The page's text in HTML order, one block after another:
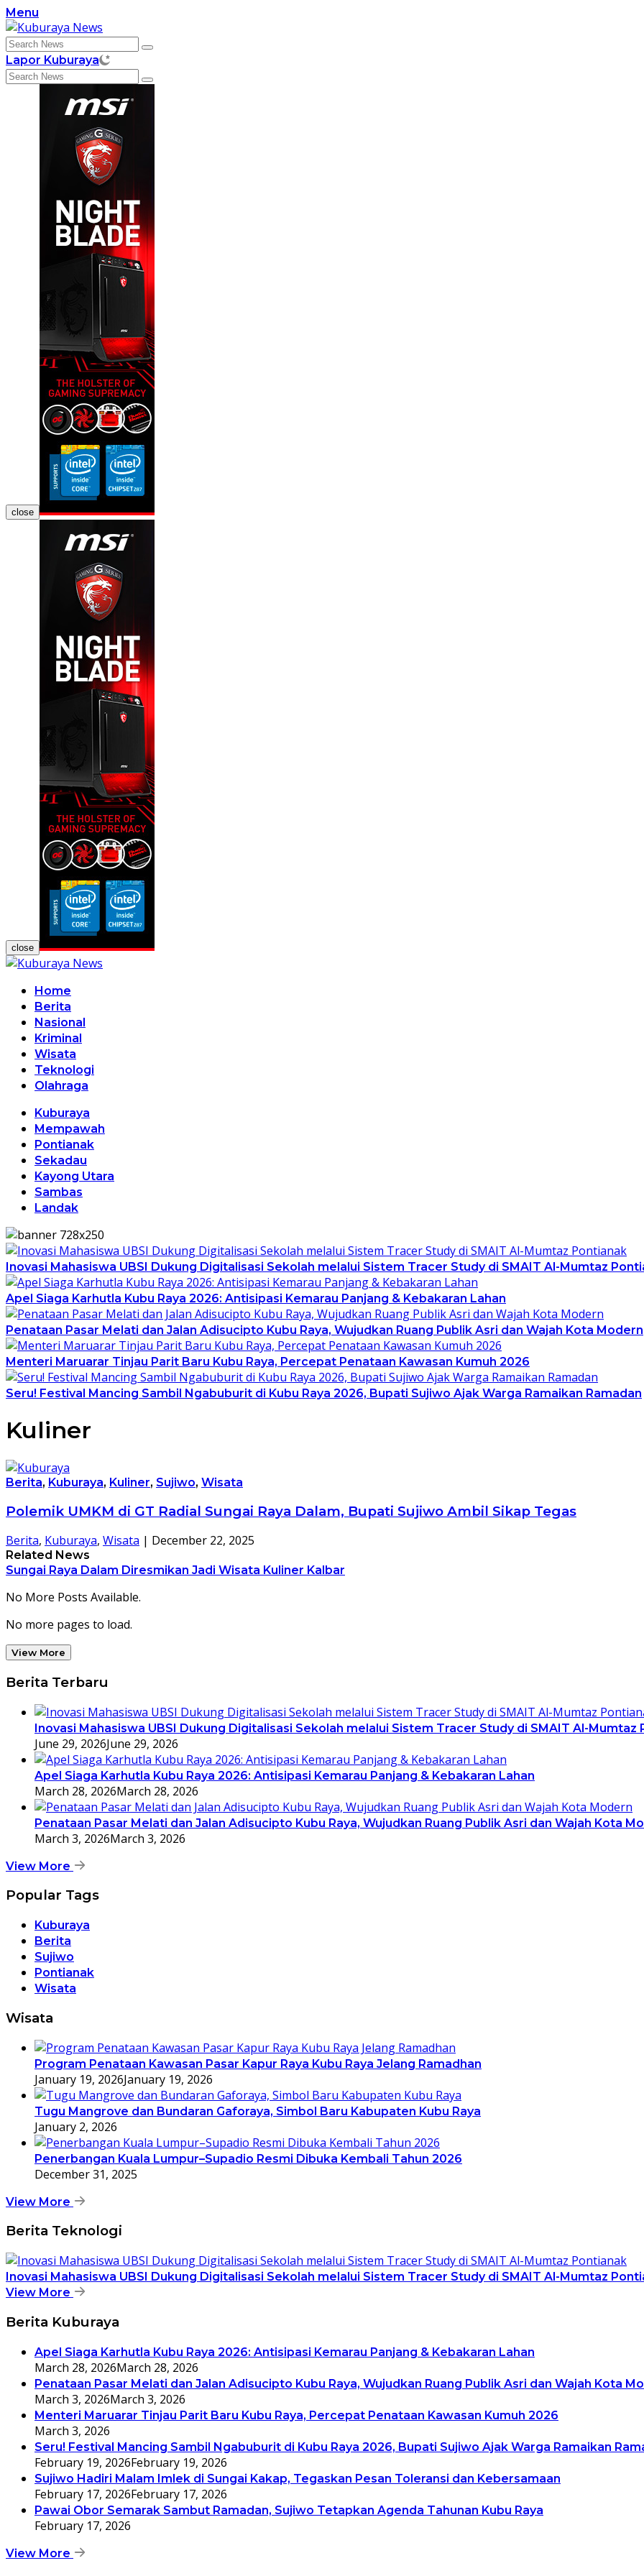
Skip
to
content
Menu
Lapor Kuburaya
close
close
Home
Berita
Nasional
Kriminal
Wisata
Teknologi
Olahraga
Kuburaya
Mempawah
Pontianak
Sekadau
Kayong Utara
Sambas
Landak
Inovasi Mahasiswa UBSI Dukung Digitalisasi Sekolah melalui Sistem Tracer Study di SMAIT Al-Mumtaz
Apel Siaga Karhutla Kubu Raya 2026: Antisipasi Kemarau Panjang & Kebakaran Lahan
Penataan Pasar Melati dan Jalan Adisucipto Kubu Raya, Wujudkan Ruang Publik Asri dan Wajah Kota Modern
Menteri Maruarar Tinjau Parit Baru Kubu Raya, Percepat Penataan Kawasan Kumuh 2026
Seru! Festival Mancing Sambil Ngabuburit di Kubu Raya 2026, Bupati Sujiwo Ajak Warga Ramaikan Ramadan
Kuliner
Berita, Kuburaya, Kuliner, Sujiwo, Wisata
Polemik UMKM di GT Radial Sungai Raya Dalam, Bupati Sujiwo Ambil Sikap Tegas
Berita, Kuburaya, Wisata | December 22, 2025
Related News
Sungai Raya Dalam Diresmikan Jadi Wisata Kuliner Kalbar
No More Posts Available.
No more pages to load.
View More
Berita Terbaru
Inovasi Mahasiswa UBSI Dukung Digitalisasi Sekolah melalui Sistem Tracer Study di SMAIT Al-Mumtaz
June 29, 2026June 29, 2026
Apel Siaga Karhutla Kubu Raya 2026: Antisipasi Kemarau Panjang & Kebakaran Lahan
March 28, 2026March 28, 2026
Penataan Pasar Melati dan Jalan Adisucipto Kubu Raya, Wujudkan Ruang Publik Asri dan Wajah Kota
March 3, 2026March 3, 2026
View More
Popular Tags
Kuburaya
Berita
Sujiwo
Pontianak
Wisata
Wisata
Program Penataan Kawasan Pasar Kapur Raya Kubu Raya Jelang Ramadhan
January 19, 2026January 19, 2026
Tugu Mangrove dan Bundaran Gaforaya, Simbol Baru Kabupaten Kubu Raya
January 2, 2026
Penerbangan Kuala Lumpur–Supadio Resmi Dibuka Kembali Tahun 2026
December 31, 2025
View More
Berita Teknologi
Inovasi Mahasiswa UBSI Dukung Digitalisasi Sekolah melalui Sistem Tracer Study di SMAIT Al-Mumtaz
View More
Berita Kuburaya
Apel Siaga Karhutla Kubu Raya 2026: Antisipasi Kemarau Panjang & Kebakaran Lahan
March 28, 2026March 28, 2026
Penataan Pasar Melati dan Jalan Adisucipto Kubu Raya, Wujudkan Ruang Publik Asri dan Wajah Kota
March 3, 2026March 3, 2026
Menteri Maruarar Tinjau Parit Baru Kubu Raya, Percepat Penataan Kawasan Kumuh 2026
March 3, 2026
Seru! Festival Mancing Sambil Ngabuburit di Kubu Raya 2026, Bupati Sujiwo Ajak Warga Ramaikan
February 19, 2026February 19, 2026
Sujiwo Hadiri Malam Imlek di Sungai Kakap, Tegaskan Pesan Toleransi dan Kebersamaan
February 17, 2026February 17, 2026
Pawai Obor Semarak Sambut Ramadan, Sujiwo Tetapkan Agenda Tahunan Kubu Raya
February 17, 2026
View More